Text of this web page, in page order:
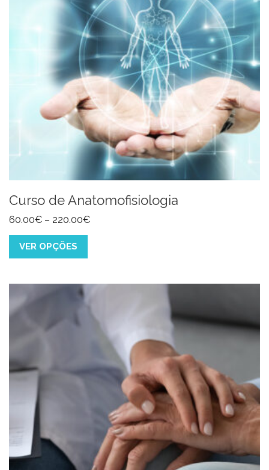
Curso de Anatomofisiologia
60.00€ – 220.00€
VER OPÇÕES